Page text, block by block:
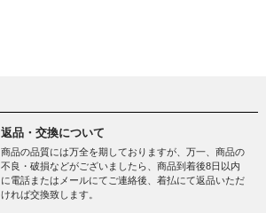
返品・交換について
商品の品質には万全を期しておりますが、万一、商品の
不良・破損などがございましたら、商品到着後8日以内
に電話またはメールにてご連絡後、着払にて返品いただ
ければ交換致します。